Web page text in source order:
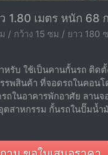
1.80 เมตร หนัก 68
/ กว้าง 15 ซม / ยาว 180
หรับ ใช้เป็นคานกั้นรถ ติดตั้
รพสินค้า ที่จอดรถในคอนโ
ถในอาคารพักอาศัย ลานจ
ตสาหกรรม กั้นรถในปั๊มน้ำ